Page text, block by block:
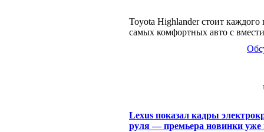
Toyota Highlander стоит каждого
самых комфортных авто с
Lexus показал кадры
руля — премьера новинки уже